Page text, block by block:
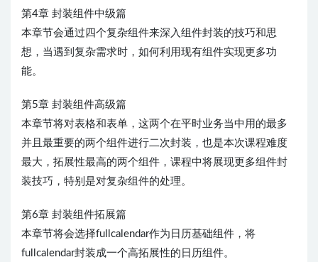
第4章 封装组件中级篇
本章节会通过四个复杂组件来深入组件封装的技巧和思
想，当遇到复杂需求时，如何利用现有组件实现更多功
能。
第5章 封装组件高级篇
本章节将对表格和表单，这两个在平时业务当中用的最多
并且最重要的两个组件进行二次封装，也是本次课程难度
最大，拓展性最高的两个组件，课程中将展现更多组件封
装技巧，特别是对复杂组件的处理。
第6章 封装组件拓展篇
本章节将会选择fullcalendar作为日历基础组件，将
fullcalendar封装成一个高拓展性的日历组件。